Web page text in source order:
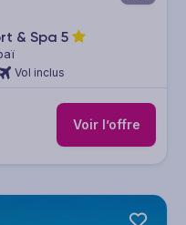
& Spa 5
Vol inclus
Voir l’offre